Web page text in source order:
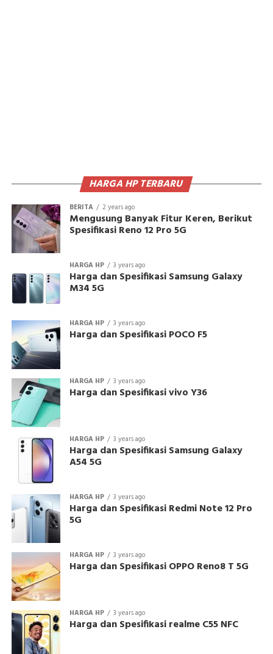
HARGA HP TERBARU
BERITA 2 years ago
Mengusung Banyak Fitur Keren, Berikut
Spesifikasi Reno 12 Pro 5G
HARGA HP 3 years ago
Harga dan Spesifikasi Samsung Galaxy
M34 5G
HARGA HP 3 years ago
Harga dan Spesifikasi POCO F5
HARGA HP 3 years ago
Harga dan Spesifikasi vivo Y36
HARGA HP 3 years ago
Harga dan Spesifikasi Samsung Galaxy
A54 5G
HARGA HP 3 years ago
Harga dan Spesifikasi Redmi Note 12 Pro
5G
HARGA HP 3 years ago
Harga dan Spesifikasi OPPO Reno8 T 5G
HARGA HP 3 years ago
Harga dan Spesifikasi realme C55 NFC